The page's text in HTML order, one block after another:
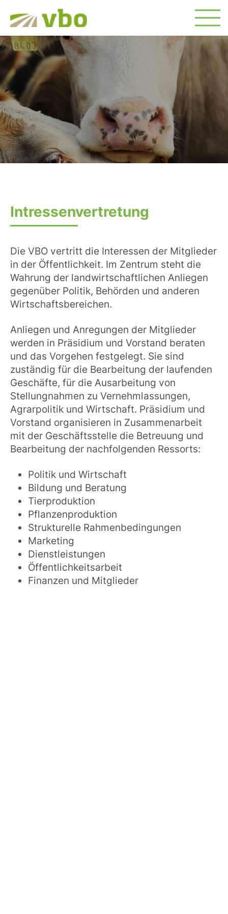
Intressenvertretung
Die VBO vertritt die Interessen der Mitglieder
in der Öffentlichkeit. Im Zentrum steht die
Wahrung der landwirtschaftlichen Anliegen
gegenüber Politik, Behörden und anderen
Wirtschaftsbereichen.
Anliegen und Anregungen der Mitglieder
werden in Präsidium und Vorstand beraten
und das Vorgehen festgelegt. Sie sind
zuständig für die Bearbeitung der laufenden
Geschäfte, für die Ausarbeitung von
Stellungnahmen zu Vernehmlassungen,
Agrarpolitik und Wirtschaft. Präsidium und
Vorstand organisieren in Zusammenarbeit
mit der Geschäftsstelle die Betreuung und
Bearbeitung der nachfolgenden Ressorts:
Politik und Wirtschaft
Bildung und Beratung
Tierproduktion
Pflanzenproduktion
Strukturelle Rahmenbedingungen
Marketing
Dienstleistungen
Öffentlichkeitsarbeit
Finanzen und Mitglieder